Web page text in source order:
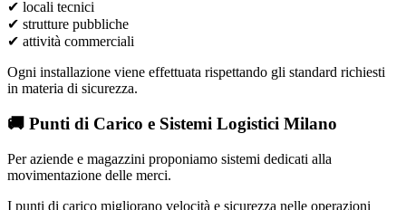
✔ locali tecnici
✔ strutture pubbliche
✔ attività commerciali
Ogni installazione viene effettuata rispettando gli standard richiesti
in materia di sicurezza.
🚚 Punti di Carico e Sistemi Logistici Milano
Per aziende e magazzini proponiamo sistemi dedicati alla
movimentazione delle merci.
I punti di carico migliorano velocità e sicurezza nelle operazioni